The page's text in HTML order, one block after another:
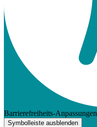
Barrierefreiheits-Anpassungen
Symbolleiste ausblenden